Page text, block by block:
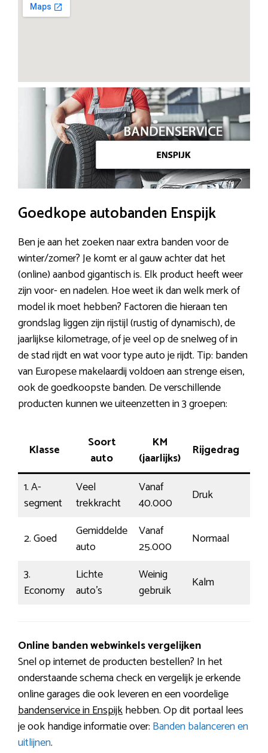
Goedkope autobanden Enspijk
Ben je aan het zoeken naar extra banden voor de
winter/zomer? Je komt er al gauw achter dat het
(online) aanbod gigantisch is. Elk product heeft weer
zijn voor- en nadelen. Hoe weet ik dan welk merk of
model ik moet hebben? Factoren die hieraan ten
grondslag liggen zijn rijstijl (rustig of dynamisch), de
jaarlijkse kilometrage, of je veel op de snelweg of in
de stad rijdt en wat voor type auto je rijdt. Tip: banden
van Europese makelaardij voldoen aan strenge eisen,
ook de goedkoopste banden. De verschillende
producten kunnen we uiteenzetten in 3 groepen:
Klasse
Soort
auto
KM
(jaarlijks)
Rijgedrag
1. A-
segment
Veel
trekkracht
Vanaf
40.000
Druk
2. Goed
Gemiddelde
auto
Vanaf
25.000
Normaal
3.
Economy
Lichte
auto’s
Weinig
gebruik
Kalm
Online banden webwinkels vergelijken
Snel op internet de producten bestellen? In het
onderstaande schema check en vergelijk je erkende
online garages die ook leveren en een voordelige
bandenservice in Enspijkhebben. Op dit portaal lees
je ook handige informatie over: Banden balanceren en
uitlijnen.